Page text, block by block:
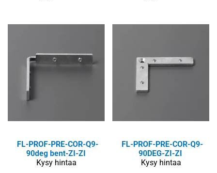
FL-PROF-PRE-COR-Q9-
90deg bent-ZI-ZI
Kysy hintaa
FL-PROF-PRE-COR-Q9-
90DEG-ZI-ZI
Kysy hintaa